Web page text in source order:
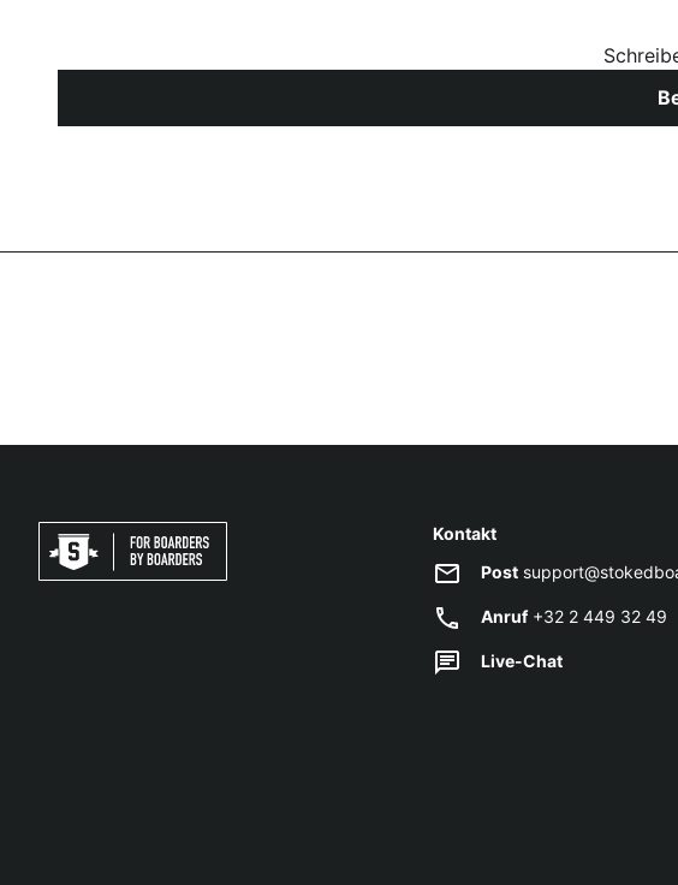
Kontakt
Post
Anruf+32 2 449 32 49
Live-Chat